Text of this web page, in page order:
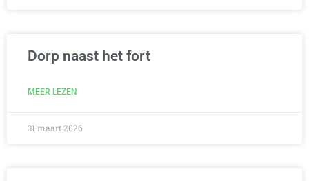
Dorp naast het fort
MEER LEZEN
31 maart 2026